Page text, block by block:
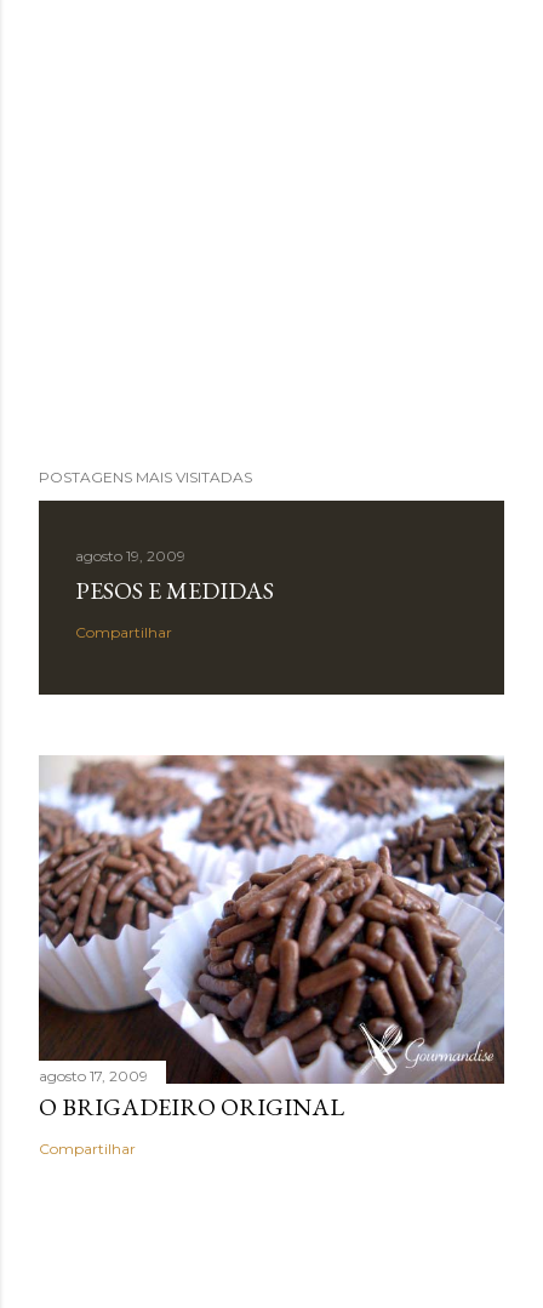
POSTAGENS MAIS VISITADAS
agosto 19, 2009
PESOS E MEDIDAS
Compartilhar
agosto 17, 2009
O BRIGADEIRO ORIGINAL
Compartilhar